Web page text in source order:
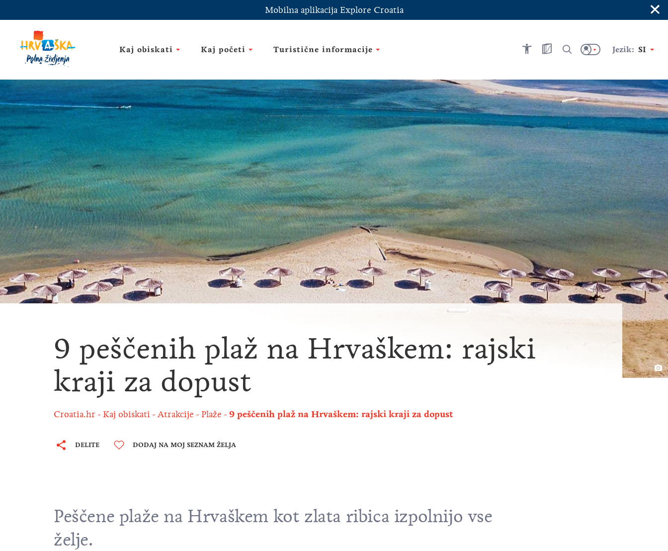
Mobilna aplikacija Explore Croatia ×
Kaj obiskati Kaj početi Turistične informacije Jezik: SI
9 peščenih plaž na Hrvaškem: rajski
kraji za dopust
Croatia.hr Kaj obiskati Atrakcije Plaže 9 peščenih plaž na Hrvaškem: rajski kraji za dopust
DELITE DODAJ NA MOJ SEZNAM ŽELJA
Peščene plaže na Hrvaškem kot zlata ribica izpolnijo vse
želje.